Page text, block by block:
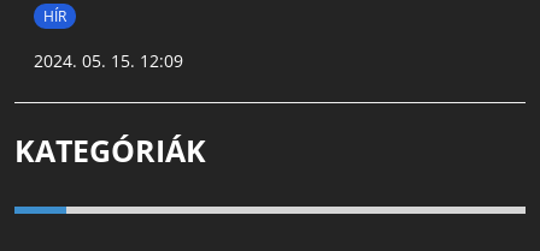
HÍR
2024. 05. 15. 12:09
KATEGÓRIÁK